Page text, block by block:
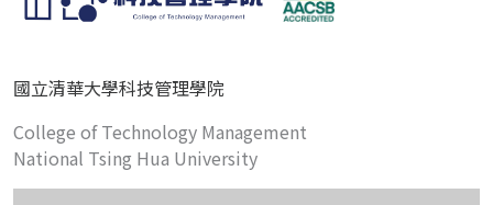
國立清華大學科技管理學院
College of Technology Management
National Tsing Hua University